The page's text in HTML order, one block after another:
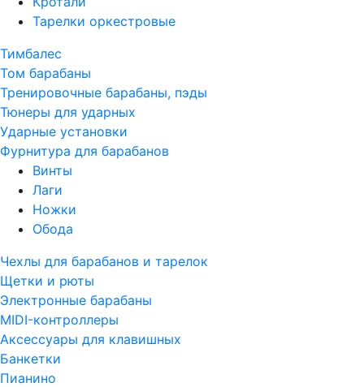
Тарелки оркестровые
Тимбалес
Том барабаны
Тренировочные барабаны, пэды
Тюнеры для ударных
Ударные установки
Фурнитура для барабанов
Винты
Лаги
Ножки
Обода
Чехлы для барабанов и тарелок
Щетки и рюты
Электронные барабаны
MIDI-контроллеры
Аксессуары для клавишных
Банкетки
Пианино